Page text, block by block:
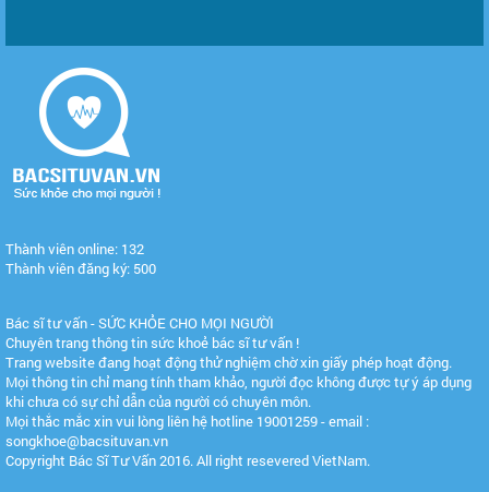
Thành viên online: 132
Thành viên đăng ký: 500
Bác sĩ tư vấn - SỨC KHỎE CHO MỌI NGƯỜI
Chuyên trang thông tin sức khoẻ bác sĩ tư vấn !
Trang website đang hoạt động thử nghiệm chờ xin giấy phép hoạt động.
Mọi thông tin chỉ mang tính tham khảo, người đọc không được tự ý áp dụng
khi chưa có sự chỉ dẫn của người có chuyên môn.
Mọi thắc mắc xin vui lòng liên hệ hotline 19001259 - email :
songkhoe@bacsituvan.vn
Copyright Bác Sĩ Tư Vấn 2016. All right resevered VietNam.